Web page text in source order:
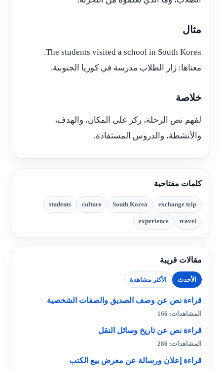
مثال
The students visited a school in South Korea.
معناها: زار الطلاب مدرسة في كوريا الجنوبية.
خلاصة
لفهم نص الرحلة، ركز على المكان، والهدف،
والأنشطة، والدروس المستفادة.
كلمات مفتاحية
exchange trip
South Korea
culture
students
travel
experience
مقالات قريبة
الأحدث الأكثر مشاهدة
قراءة نص عن وصف الصديق والصفات الشخصية
المشاهدات: 166
قراءة نص عن تاريخ وسائل النقل
المشاهدات: 286
قراءة إعلان ورسالة عن معرض بيع الكتب